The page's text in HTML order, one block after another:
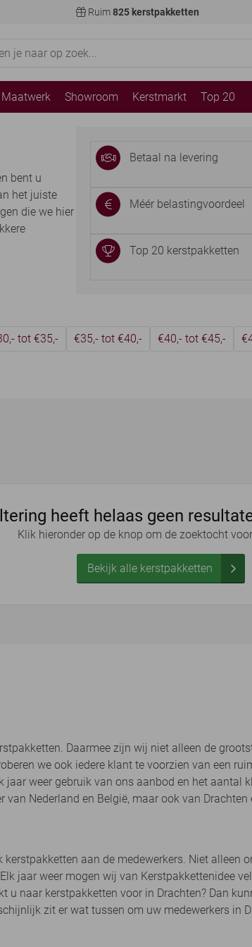
Ruim825 kerstpakketten
Maatwerk Showroom Kerstmarkt Top 20
bent u
het juiste
die we hier
Betaal na levering
Méér belastingvoordeel
Top 20 kerstpakketten
tot €35,- €35,- tot €40,- €40,- tot €45,-
heeft helaas geen
Klik hieronder op de knop om de zoektocht
Bekijk alle kerstpakketten
Daarmee zijn wij niet alleen de
we ook iedere klant te voorzien van een
weer gebruik van ons aanbod en het aantal
Nederland en België, maar ook van Drachten
aan de medewerkers. Niet alleen
jaar weer mogen wij van Kerstpakkettenidee
u naar kerstpakketten voor in Drachten? Dan
zit er wat tussen om uw medewerkers in